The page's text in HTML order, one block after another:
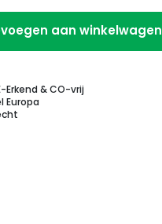
aan winkelwagen
Erkend & CO-vrij
Europa